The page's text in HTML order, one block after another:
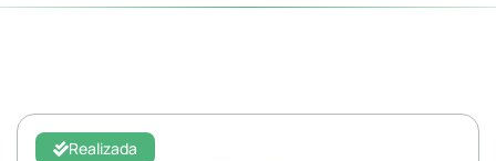
Realizada